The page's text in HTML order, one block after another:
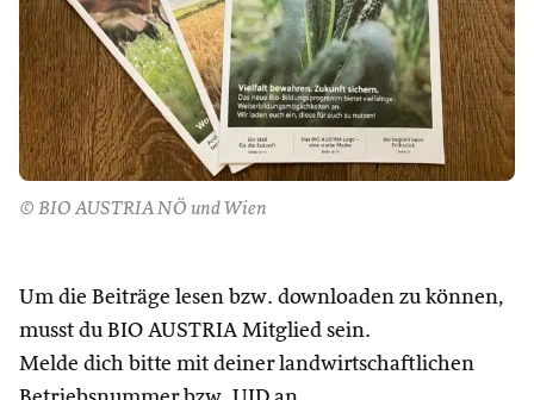
© BIO AUSTRIA NÖ und Wien
Um die Beiträge lesen bzw. downloaden zu können,
musst du BIO AUSTRIA Mitglied sein.
Melde dich bitte mit deiner landwirtschaftlichen